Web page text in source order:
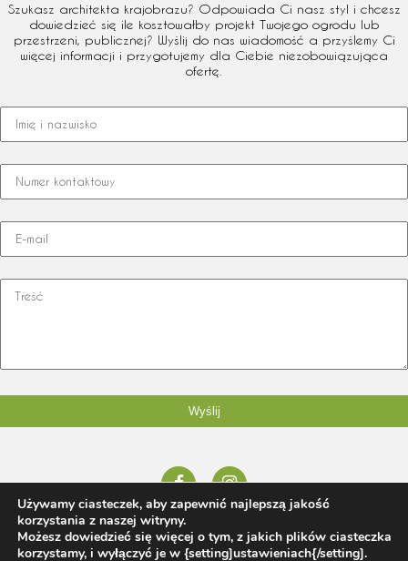
Szukasz architekta krajobrazu? Odpowiada Ci nasz styl i chcesz
dowiedzieć się ile kosztowałby projekt Twojego ogrodu lub
przestrzeni, publicznej? Wyślij do nas wiadomość a przyślemy Ci
więcej informacji i przygotujemy dla Ciebie niezobowiązująca
ofertę.
© 2026 Honorata Jaworska tel:
| Projektowanie i zakładanie ogrodów Poznańrfstudio.pl
Używamy ciasteczek, aby zapewnić najlepszą jakość
korzystania z naszej witryny.
Możesz dowiedzieć się więcej o tym, z jakich plików ciasteczka
korzystamy, i wyłączyć je w {setting]ustawieniach{/setting].